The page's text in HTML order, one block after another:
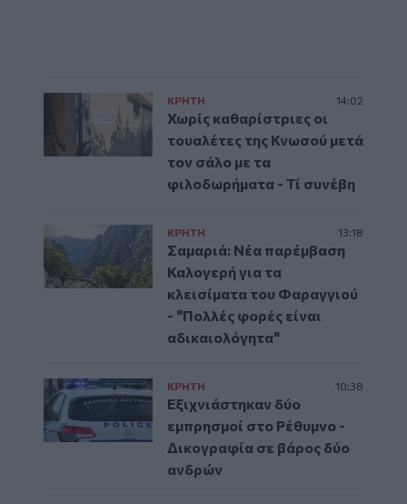
ΚΡΗΤΗ 14:02
Χωρίς καθαρίστριες οι
τουαλέτες της Κνωσού μετά
τον σάλο με τα
φιλοδωρήματα - Τί συνέβη
ΚΡΗΤΗ 13:18
Σαμαριά: Νέα παρέμβαση
Καλογερή για τα
κλεισίματα του Φαραγγιού
- "Πολλές φορές είναι
αδικαιολόγητα"
ΚΡΗΤΗ 10:38
Εξιχνιάστηκαν δύο
εμπρησμοί στο Ρέθυμνο -
Δικογραφία σε βάρος δύο
ανδρών